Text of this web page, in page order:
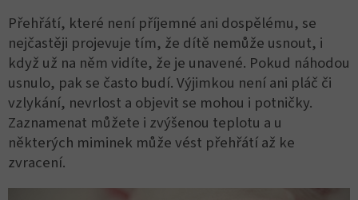
Přehřátí, které není příjemné ani dospělému, se
nejčastěji projevuje tím, že dítě nemůže usnout, i
když už na něm vidíte, že je unavené. Pokud náhodou
usnulo, pak se často budí. Výjimkou není ani pláč či
vzlykání, nevrlost a objevit se mohou i potničky.
Zaznamenat můžete i zvýšenou teplotu a u
některých miminek může vést přehřátí až ke
zvracení.